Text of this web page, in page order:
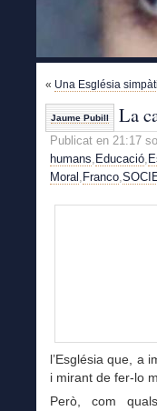
« Una Església
Jaume Pubill La
Publicat en 21:17
humans, Educació,
Moral , Franco,
l’Església que, a
i mirant de fer-lo
Però, com